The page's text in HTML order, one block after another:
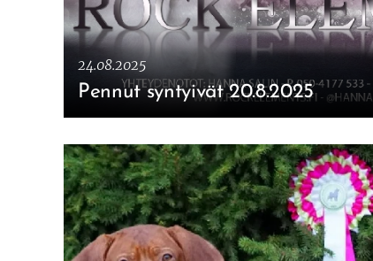
24.08.2025
Pennut syntyivät 20.8.2025